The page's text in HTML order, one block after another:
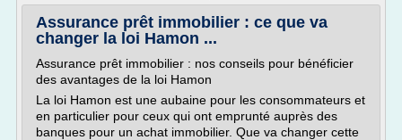
Assurance prêt immobilier : ce que va
changer la loi Hamon ...
Assurance prêt immobilier : nos conseils pour bénéficier
des avantages de la loi Hamon
La loi Hamon est une aubaine pour les consommateurs et
en particulier pour ceux qui ont emprunté auprès des
banques pour un achat immobilier. Que va changer cette